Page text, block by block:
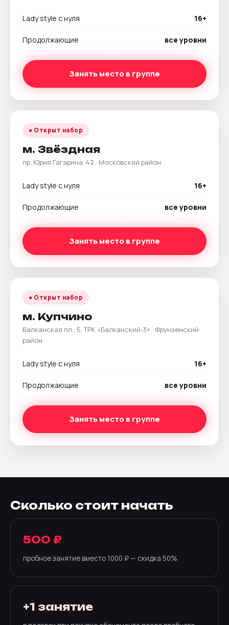
Lady style с нуля 16+
Продолжающие все уровни
Занять место в группе
● Открыт набор
м. Звёздная
пр. Юрия Гагарина, 42 · Московский район
Lady style с нуля 16+
Продолжающие все уровни
Занять место в группе
● Открыт набор
м. Купчино
Балканская пл., 5, ТРК «Балканский-3» · Фрунзенский
район
Lady style с нуля 16+
Продолжающие все уровни
Занять место в группе
Сколько стоит начать
500 ₽
пробное занятие вместо 1000 ₽ — скидка 50%
+1 занятие